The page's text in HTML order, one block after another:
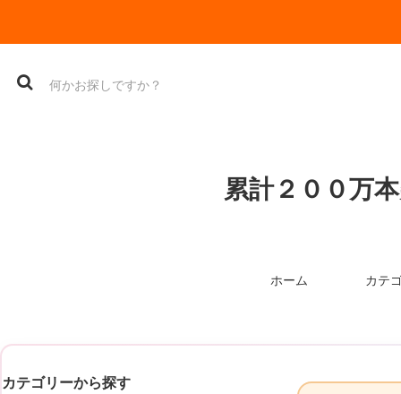
累計２００万
ホーム カテ
カテゴリーから探す